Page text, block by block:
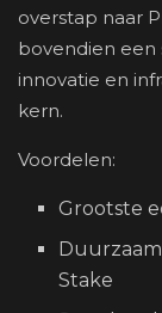
overstap naar
bovendien een
innovatie en
kern.
Voordelen:
Grootste
Stake